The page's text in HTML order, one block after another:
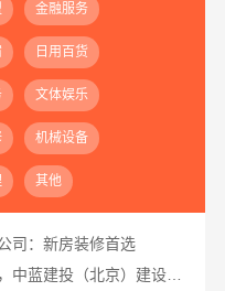
金融服务
日用百货
文体娱乐
机械设备
其他
司：新房装修首选
毛坯房半包装修新中式，中蓝建投（北京）建设有限公司武功分公司省心交付